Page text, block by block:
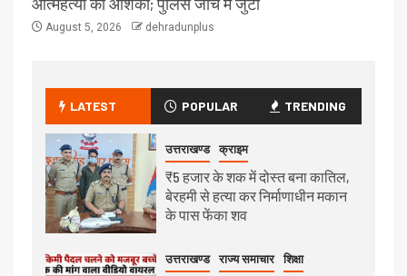
August 5, 2026 dehradunplus
LATEST POPULAR TRENDING
उत्तराखण्ड क्राइम
₹5 हजार के शक में दोस्त बना कातिल,
बेरहमी से हत्या कर निर्माणाधीन मकान
के पास फेंका शव
उत्तराखण्ड राज्य समाचार शिक्षा